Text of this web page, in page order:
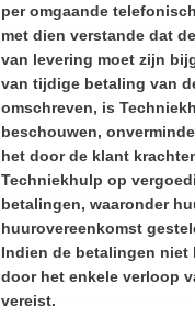
per omgaande
met dien verstande dat
van levering moet zijn
van tijdige betaling van
omschreven, is
beschouwen,
het door de klant
Techniekhulp op
betalingen, waaronder
huurovereenkomst
Indien de betalingen
door het enkele verloop
vereist.